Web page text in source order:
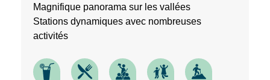
Magnifique panorama sur les vallées
Stations dynamiques avec nombreuses
activités